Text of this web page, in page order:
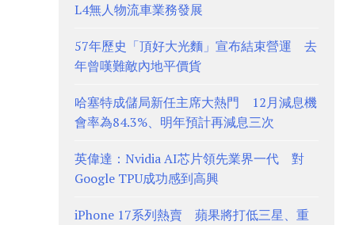
L4無人物流車業務發展
57年歷史「頂好大光麵」宣布結束營運 去
年曾嘆難敵內地平價貨
哈塞特成儲局新任主席大熱門 12月減息機
會率為84.3%、明年預計再減息三次
英偉達：Nvidia AI芯片領先業界一代 對
Google TPU成功感到高興
iPhone 17系列熱賣 蘋果將打低三星、重